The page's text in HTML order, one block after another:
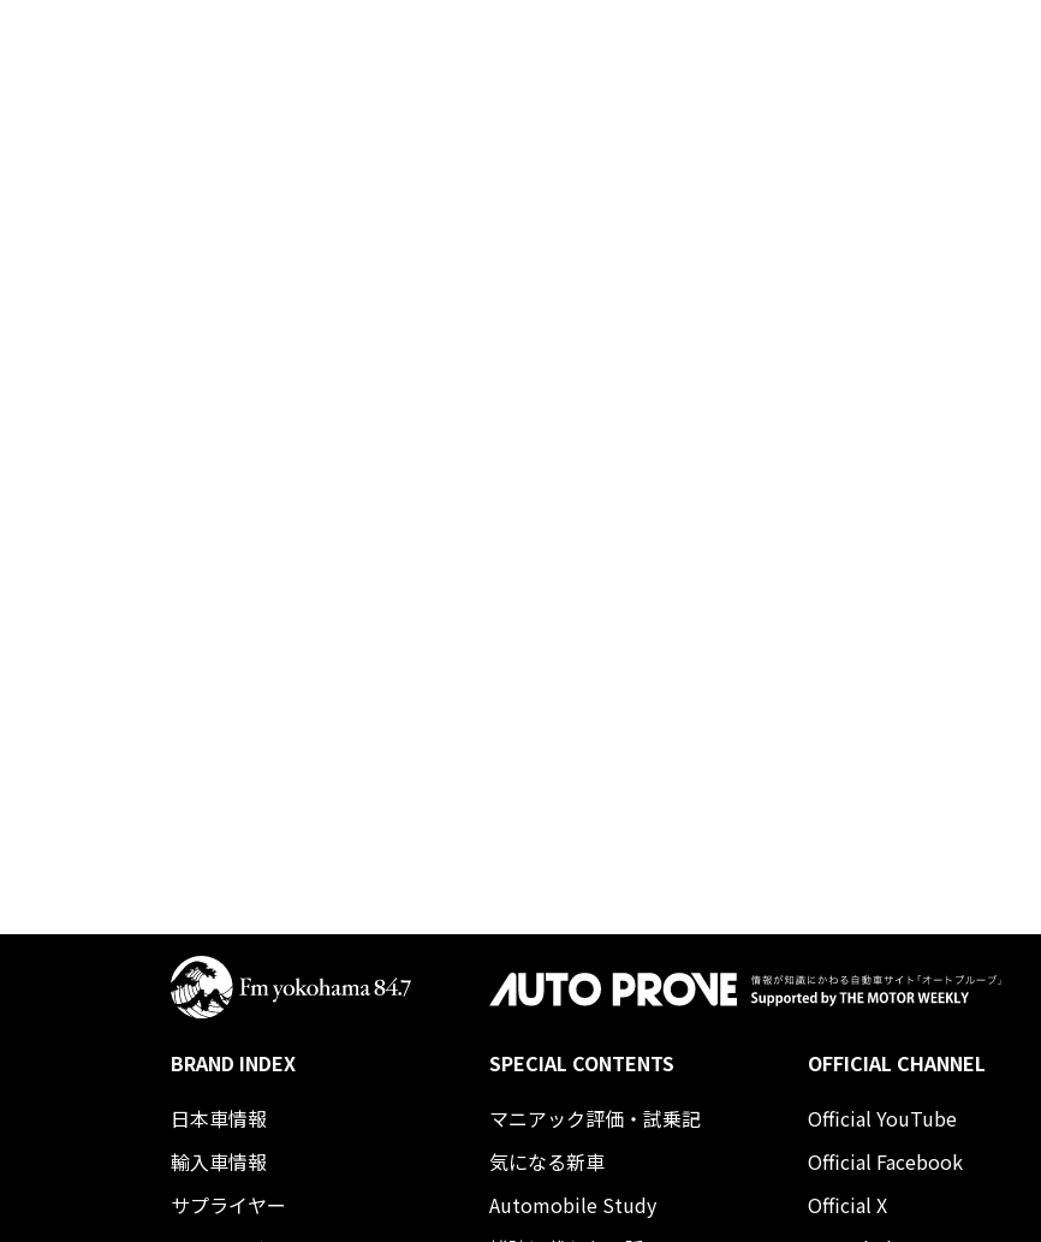
BRAND INDEX
日本車情報​
輸入車情報
サプライヤー
SPECIAL CONTENTS
マニアック評価・試乗記
気になる新車
Automobile Study
OFFICIAL CHANNEL
Official YouTube
Official Facebook
Official X